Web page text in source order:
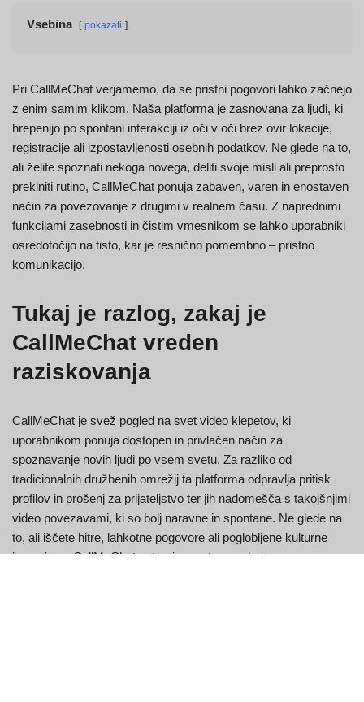
Vsebina pokazati
Pri CallMeChat verjamemo, da se pristni pogovori lahko začnejo
z enim samim klikom. Naša platforma je zasnovana za ljudi, ki
hrepenijo po spontani interakciji iz oči v oči brez ovir lokacije,
registracije ali izpostavljenosti osebnih podatkov. Ne glede na to,
ali želite spoznati nekoga novega, deliti svoje misli ali preprosto
prekiniti rutino, CallMeChat ponuja zabaven, varen in enostaven
način za povezovanje z drugimi v realnem času. Z naprednimi
funkcijami zasebnosti in čistim vmesnikom se lahko uporabniki
osredotočijo na tisto, kar je resnično pomembno – pristno
komunikacijo.
Tukaj je razlog, zakaj je
CallMeChat vreden
raziskovanja
CallMeChat je svež pogled na svet video klepetov, ki
uporabnikom ponuja dostopen in privlačen način za
spoznavanje novih ljudi po vsem svetu. Za razliko od
tradicionalnih družbenih omrežij ta platforma odpravlja pritisk
profilov in prošenj za prijateljstvo ter jih nadomešča s takojšnjimi
video povezavami, ki so bolj naravne in spontane. Ne glede na
to, ali iščete hitre, lahkotne pogovore ali poglobljene kulturne
izmenjave, CallMeChat ustvarja prostor za oboje.